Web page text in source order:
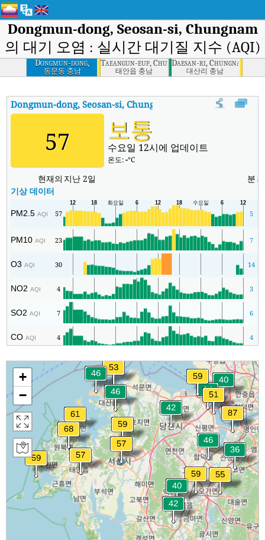
Dongmun-dong, Seosan-si, Chungnam
의 대기 오염 : 실시간 대기질 지수 (AQI)
Dongmun-dong,
Seosan-si,
Chungnam
동문동 충남
Taeangun-eup, Chungnam
태안읍 충남
Daesan-ri, Chungnam
대산리 충남
Dongmun-dong, Seosan-si, Chungnam 대기질 지수:
57 보통
수요일 12시에 업데이트
온도:-°C
현재의 지난 2일 분
기상 데이터
PM2.5AQI 57 5
PM10AQI 23 7
O3AQI 30 14
NO2AQI 4 3
SO2AQI 7 6
COAQI 4 4
+
−